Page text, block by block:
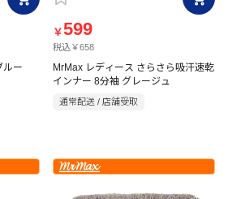
ルー
￥599
税込￥658
MrMax レディース さらさら吸汗速乾
インナー 8分袖 グレージュ
通常配送 / 店舗受取